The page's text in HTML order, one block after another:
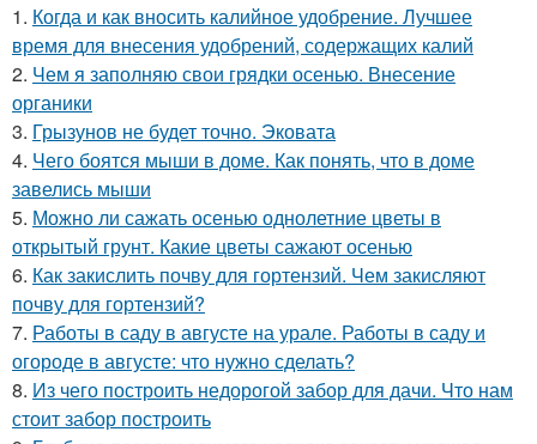
1. Когда и как вносить калийное удобрение. Лучшее
время для внесения удобрений, содержащих калий
2. Чем я заполняю свои грядки осенью. Внесение
органики
3. Грызунов не будет точно. Эковата
4. Чего боятся мыши в доме. Как понять, что в доме
завелись мыши
5. Можно ли сажать осенью однолетние цветы в
открытый грунт. Какие цветы сажают осенью
6. Как закислить почву для гортензий. Чем закисляют
почву для гортензий?
7. Работы в саду в августе на урале. Работы в саду и
огороде в августе: что нужно сделать?
8. Из чего построить недорогой забор для дачи. Что нам
стоит забор построить